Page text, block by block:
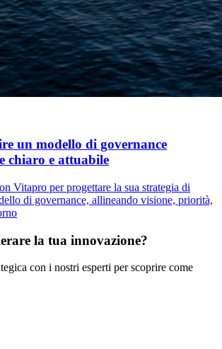
un modello di governance
chiaro e attuabile
Vitapro per progettare la sua strategia di
di governance, allineando visione, priorità,
la tua innovazione?
con i nostri esperti per scoprire come